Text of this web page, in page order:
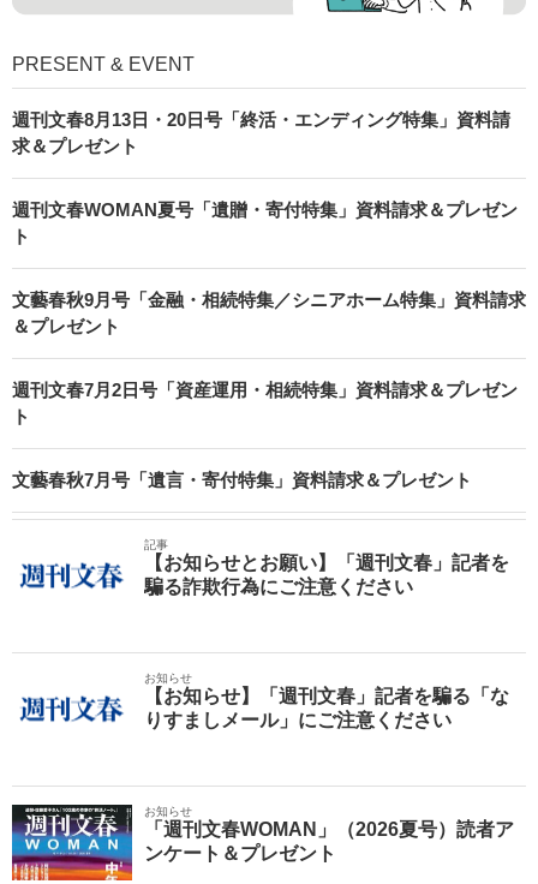
PRESENT & EVENT
週刊文春8月13日・20日号「終活・エンディング特集」資料請
求＆プレゼント
週刊文春WOMAN夏号「遺贈・寄付特集」資料請求＆プレゼン
ト
文藝春秋9月号「金融・相続特集／シニアホーム特集」資料請求
＆プレゼント
週刊文春7月2日号「資産運用・相続特集」資料請求＆プレゼン
ト
文藝春秋7月号「遺言・寄付特集」資料請求＆プレゼント
記事
【お知らせとお願い】「週刊文春」記者を
騙る詐欺行為にご注意ください
お知らせ
【お知らせ】「週刊文春」記者を騙る「な
りすましメール」にご注意ください
お知らせ
「週刊文春WOMAN」（2026夏号）読者ア
ンケート＆プレゼント